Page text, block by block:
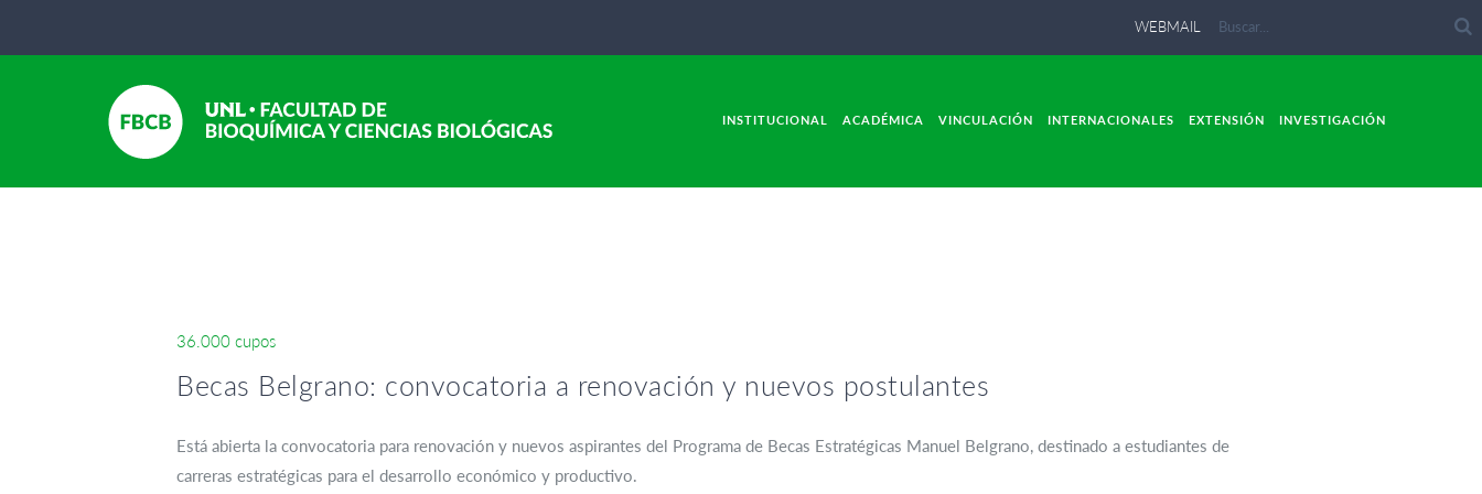
WEBMAIL
INSTITUCIONAL ACADÉMICA VINCULACIÓN INTERNACIONALES EXTENSIÓN INVESTIGACIÓN
36.000 cupos
Becas Belgrano: convocatoria a renovación y nuevos postulantes
Está abierta la convocatoria para renovación y nuevos aspirantes del Programa de Becas Estratégicas Manuel Belgrano, destinado a estudiantes de
carreras estratégicas para el desarrollo económico y productivo.